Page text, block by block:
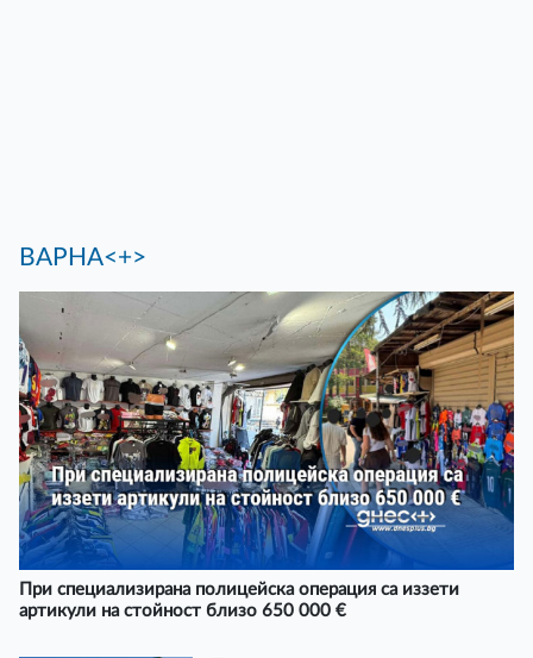
ВАРНА<+>
При специализирана полицейска операция са иззети
артикули на стойност близо 650 000 €